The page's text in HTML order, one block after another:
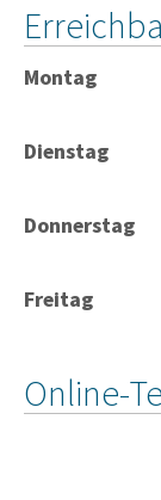
Montag
Dienstag
Donnerstag
Freitag
Online-